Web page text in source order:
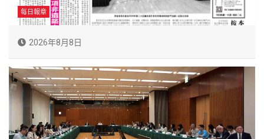
每日報章
2026年8月8日